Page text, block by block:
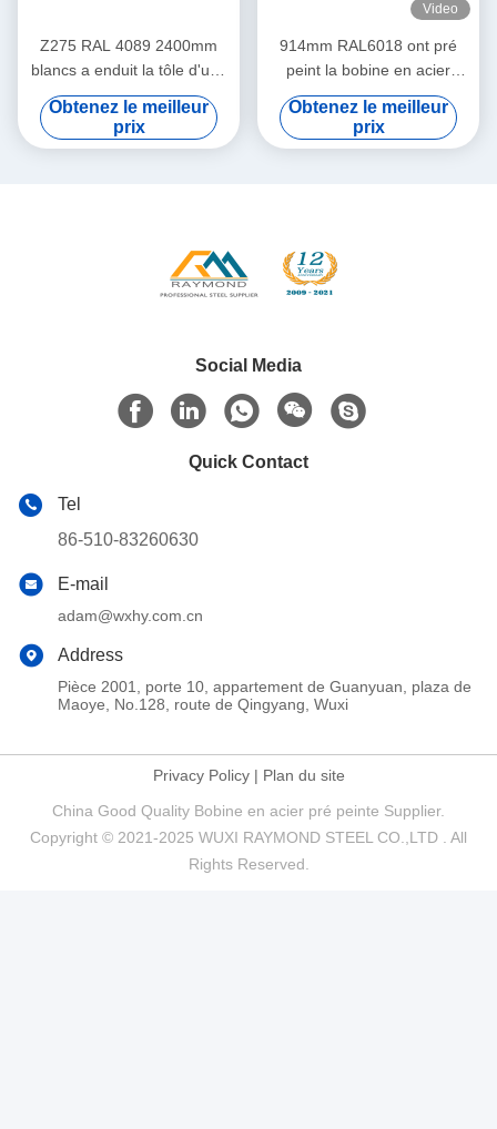
Z275 RAL 4089 2400mm
blancs a enduit la tôle d'une
première couche de peinture
d'acier galvanisée dans les
bobines
Obtenez le meilleur
prix
Video
914mm RAL6018 ont pré
peint la bobine en acier
d'Aluzinc de bobine en acier
Obtenez le meilleur
prix
Social Media
Quick Contact
Tel
86-510-83260630
E-mail
adam@wxhy.com.cn
Address
Pièce 2001, porte 10, appartement de Guanyuan, plaza de
Maoye, No.128, route de Qingyang, Wuxi
Privacy Policy| Plan du site
China Good Quality Bobine en acier pré peinte Supplier.
Copyright © 2021-2025 WUXI RAYMOND STEEL CO.,LTD . All
Rights Reserved.